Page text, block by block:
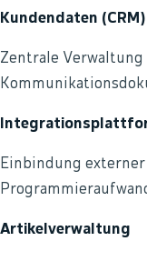
Kundendaten (CRM)
Zentrale
Einbindung
Artikelverwaltung